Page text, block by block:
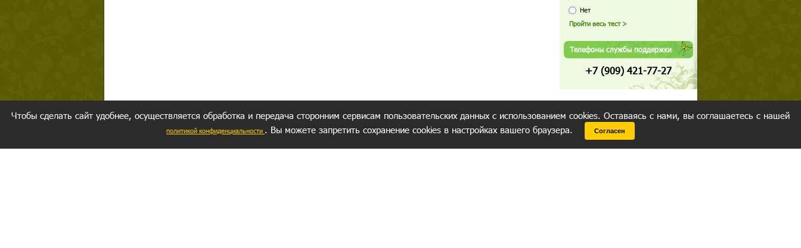
Нет
Телефоны службы поддержки
+7 (909) 421-77-27
Чтобы сделать сайт удобнее, осуществляется обработка и передача сторонним сервисам пользовательских данных с использованием cookies. Оставаясь с нами, вы соглашаетесь с нашей
политикой конфиденциальности . Вы можете запретить сохранение cookies в настройках вашего браузера. Согласен